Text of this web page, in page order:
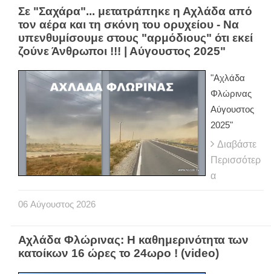
Σε "Σαχάρα"... μετατράπηκε η Αχλάδα από
τον αέρα και τη σκόνη του ορυχείου - Να
υπενθυμίσουμε στους "αρμόδιους" ότι εκεί
ζούνε Άνθρωποι !!! | Αύγουστος 2025"
"Αχλάδα
Φλώρινας
Αύγουστος
2025"
Διαβάστε
Περισσότερ
α
06 Αύγουστος 2026
Αχλάδα Φλώρινας: Η καθημερινότητα των
κατοίκων 16 ώρες το 24ωρο ! (video)